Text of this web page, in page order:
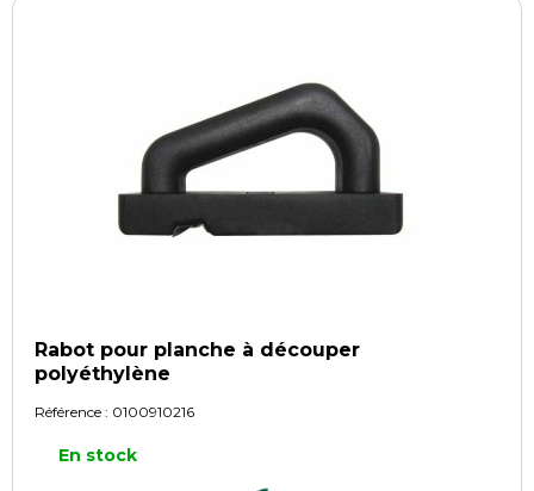
Rabot pour planche à découper
polyéthylène
Référence : 0100910216
En stock